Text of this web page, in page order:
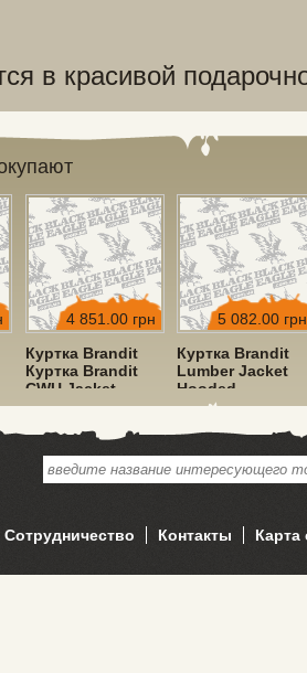
в красивой
4 851.00 грн
Куртка Brandit
Куртка Brandit
CWU Jacket
Hooded Olive
5 082.00 грн
Куртка Brandit
Lumber Jacket
Hooded
Red/Black
Сотрудничество Контакты Карта